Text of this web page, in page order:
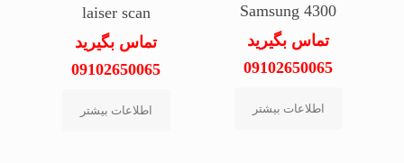
Samsung 4300
تماس بگیرید
09102650065
اطلاعات بیشتر
laiser scan
تماس بگیرید
09102650065
اطلاعات بیشتر